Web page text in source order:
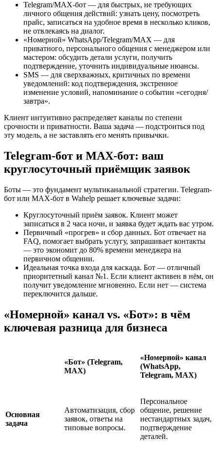
Telegram/MAX-бот — для быстрых, не требующих
личного общения действий: узнать цену, посмотреть
прайс, записаться на удобное время в несколько кликов,
не отвлекаясь на диалог.
«Номерной» WhatsApp/Telegram/MAX — для
приватного, персонального общения с менеджером или
мастером: обсудить детали услуги, получить
подтверждение, уточнить индивидуальные нюансы.
SMS — для сверхважных, критичных по времени
уведомлений: код подтверждения, экстренное
изменение условий, напоминание о событии «сегодня/
завтра».
Клиент интуитивно распределяет каналы по степени
срочности и приватности. Ваша задача — подстроиться под
эту модель, а не заставлять его менять привычки.
Telegram-бот и MAX-бот: ваш
круглосуточный приёмщик заявок
Боты — это фундамент мультиканальной стратегии. Telegram-
бот или MAX-бот в Wahelp решает ключевые задачи:
Круглосуточный приём заявок. Клиент может
записаться в 2 часа ночи, и заявка будет ждать вас утром.
Первичный «прогрев» и сбор данных. Бот отвечает на
FAQ, помогает выбрать услугу, запрашивает контакты
— это экономит до 80% времени менеджера на
первичном общении.
Идеальная точка входа для каскада. Бот — отличный
приоритетный канал №1. Если клиент активен в нём, он
получит уведомление мгновенно. Если нет — система
переключится дальше.
«Номерной» канал vs. «Бот»: в чём
ключевая разница для бизнеса
«Бот» (Telegram,
MAX)
«Номерной» канал
(WhatsApp,
Telegram, MAX)
Основная
задача
Автоматизация, сбор
заявок, ответы на
типовые вопросы.
Персональное
общение, решение
нестандартных задач,
подтверждение
деталей.